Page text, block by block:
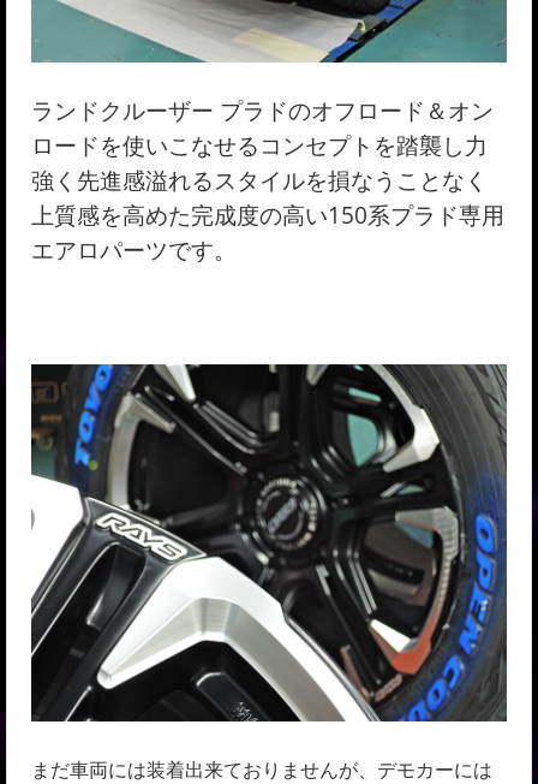
ランドクルーザー プラドのオフロード＆オン
ロードを使いこなせるコンセプトを踏襲し力
強く先進感溢れるスタイルを損なうことなく
上質感を高めた完成度の高い150系プラド専用
エアロパーツです。
まだ車両には装着出来ておりませんが、デモカーには